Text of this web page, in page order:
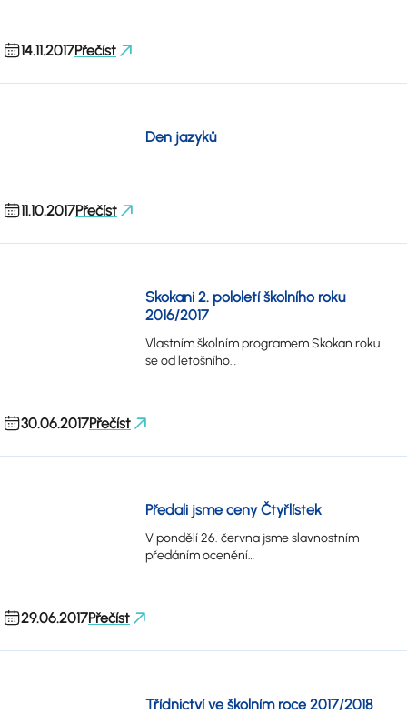
Přečíst
14.11.2017
Den jazyků
Přečíst
11.10.2017
Skokani 2. pololetí školního roku
2016/2017
Vlastním školním programem Skokan roku
se od letošního…
Přečíst
30.06.2017
Předali jsme ceny Čtyřlístek
V pondělí 26. června jsme slavnostním
předáním ocenění…
Přečíst
29.06.2017
Třídnictví ve školním roce 2017/2018